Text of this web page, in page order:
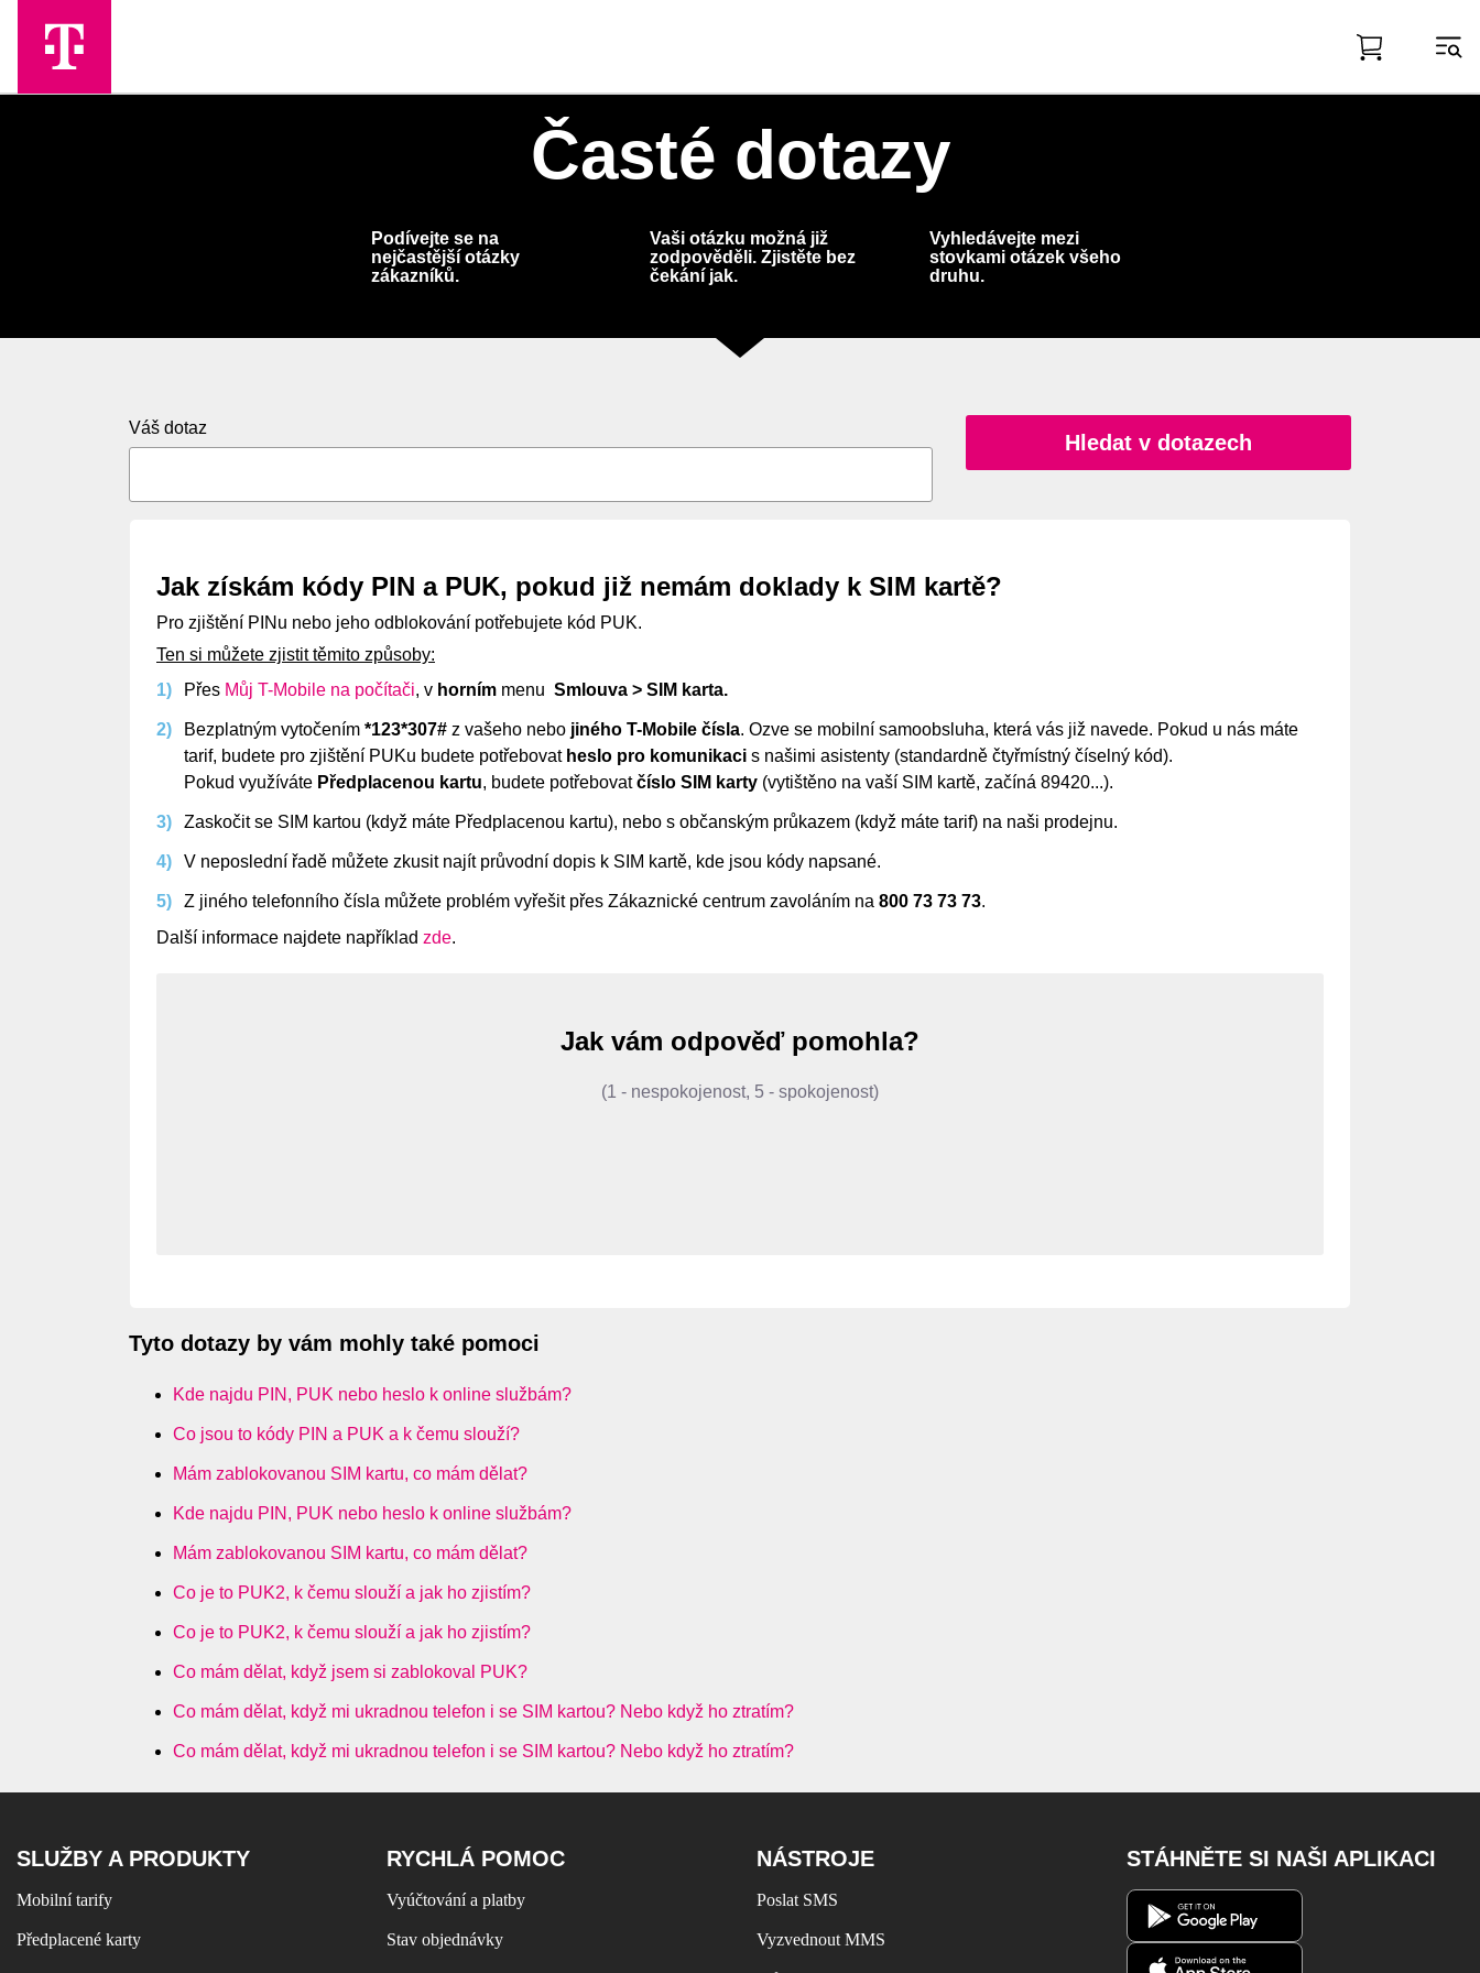
Časté dotazy
Podívejte se na
nejčastější otázky
zákazníků.
Vaši otázku možná již
zodpověděli. Zjistěte bez
čekání jak.
Vyhledávejte mezi
stovkami otázek všeho
druhu.
Váš dotaz
Hledat v dotazech
Jak získám kódy PIN a PUK, pokud již nemám doklady k SIM kartě?
Pro zjištění PINu nebo jeho odblokování potřebujete kód PUK.
Ten si můžete zjistit těmito způsoby:
Přes Můj T-Mobile na počítači, v horním menu Smlouva > SIM karta.
Bezplatným vytočením *123*307# z vašeho nebo jiného T-Mobile čísla. Ozve se mobilní samoobsluha, která vás již navede. Pokud u nás máte
tarif, budete pro zjištění PUKu budete potřebovat heslo pro komunikaci s našimi asistenty (standardně čtyřmístný číselný kód).
Pokud využíváte Předplacenou kartu, budete potřebovatčíslo SIM karty (vytištěno na vaší SIM kartě, začíná 89420...).
Zaskočit se SIM kartou (když máte Předplacenou kartu), nebo s občanským průkazem (když máte tarif) na naši prodejnu.
V neposlední řadě můžete zkusit najít průvodní dopis k SIM kartě, kde jsou kódy napsané.
Z jiného telefonního čísla můžete problém vyřešit přes Zákaznické centrum zavoláním na 800 73 73 73.
Další informace najdete například zde.
Jak vám odpověď pomohla?
(1 - nespokojenost, 5 - spokojenost)
Tyto dotazy by vám mohly také pomoci
Kde najdu PIN, PUK nebo heslo k online službám?
Co jsou to kódy PIN a PUK a k čemu slouží?
Mám zablokovanou SIM kartu, co mám dělat?
Kde najdu PIN, PUK nebo heslo k online službám?
Mám zablokovanou SIM kartu, co mám dělat?
Co je to PUK2, k čemu slouží a jak ho zjistím?
Co je to PUK2, k čemu slouží a jak ho zjistím?
Co mám dělat, když jsem si zablokoval PUK?
Co mám dělat, když mi ukradnou telefon i se SIM kartou? Nebo když ho ztratím?
Co mám dělat, když mi ukradnou telefon i se SIM kartou? Nebo když ho ztratím?
SLUŽBY A PRODUKTY
Mobilní tarify
Předplacené karty
RYCHLÁ POMOC
Vyúčtování a platby
Stav objednávky
NÁSTROJE
Poslat SMS
Vyzvednout MMS
STÁHNĚTE SI NAŠI APLIKACI